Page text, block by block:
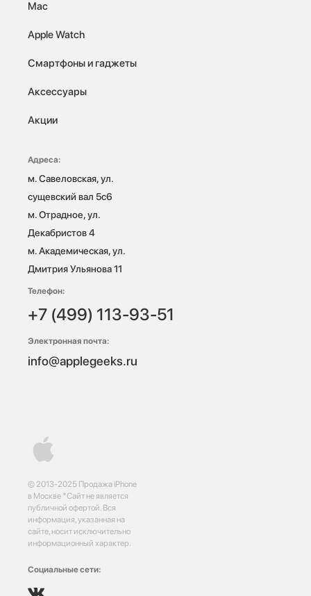
© 2013-2025 Продажа iPhone
в Москве *Сайт не является
публичной офертой. Вся
информация, указанная на
сайте, носит исключительно
информационный характер.
Социальные сети:
Mac
Apple Watch
Смартфоны и гаджеты
Аксессуары
Акции
Адреса:
м. Савеловская, ул.
сущевский вал 5с6
м. Отрадное, ул.
Декабристов 4
м. Академическая, ул.
Дмитрия Ульянова 11
Телефон:
+7 (499) 113-93-51
Электронная почта:
info@applegeeks.ru